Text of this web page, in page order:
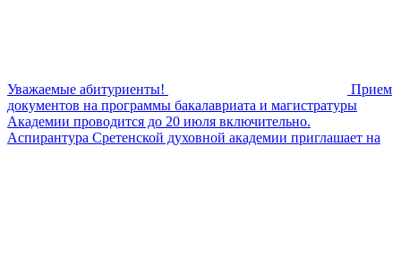
Уважаемые абитуриенты!
Прием
документов на программы бакалавриата и магистратуры
Академии проводится до 20 июля включительно.
Аспирантура Сретенской духовной академии приглашает на